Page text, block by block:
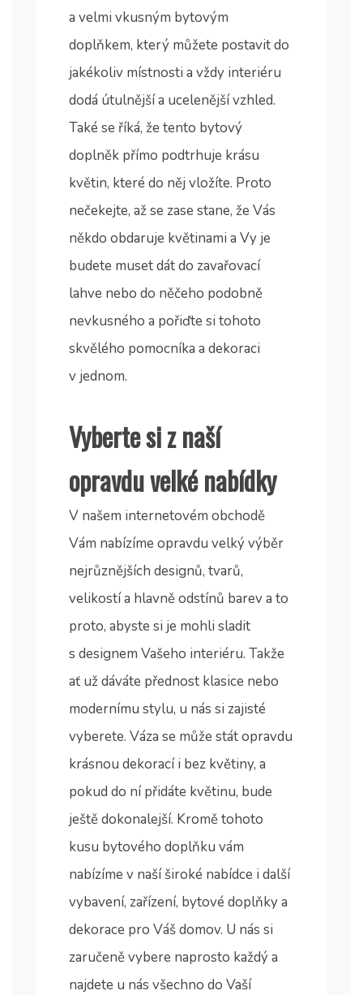
a velmi vkusným bytovým
doplňkem, který můžete postavit do
jakékoliv místnosti a vždy interiéru
dodá útulnější a ucelenější vzhled.
Také se říká, že tento bytový
doplněk přímo podtrhuje krásu
květin, které do něj vložíte. Proto
nečekejte, až se zase stane, že Vás
někdo obdaruje květinami a Vy je
budete muset dát do zavařovací
lahve nebo do něčeho podobně
nevkusného a pořiďte si tohoto
skvělého pomocníka a dekoraci
v jednom.
Vyberte si z naší
opravdu velké nabídky
V našem internetovém obchodě
Vám nabízíme opravdu velký výběr
nejrůznějších designů, tvarů,
velikostí a hlavně odstínů barev a to
proto, abyste si je mohli sladit
s designem Vašeho interiéru. Takže
ať už dáváte přednost klasice nebo
modernímu stylu, u nás si zajisté
vyberete. Váza se může stát opravdu
krásnou dekorací i bez květiny, a
pokud do ní přidáte květinu, bude
ještě dokonalejší. Kromě tohoto
kusu bytového doplňku vám
nabízíme v naší široké nabídce i další
vybavení, zařízení, bytové doplňky a
dekorace pro Váš domov. U nás si
zaručeně vybere naprosto každý a
najdete u nás všechno do Vaší